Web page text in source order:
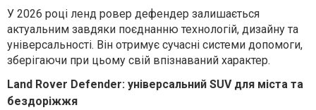
У 2026 році ленд ровер дефендер залишається
актуальним завдяки поєднанню технологій, дизайну та
універсальності. Він отримує сучасні системи допомоги,
зберігаючи при цьому свій впізнаваний характер.
Land Rover Defender: універсальний SUV для міста та
бездоріжжя